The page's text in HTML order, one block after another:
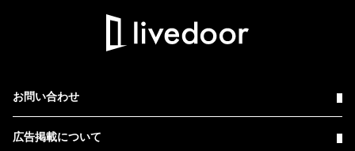
お問い合わせ
広告掲載について